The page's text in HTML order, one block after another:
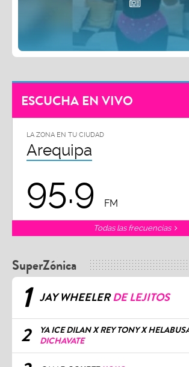
ESCUCHA EN VIVO
LA ZONA EN TU CIUDAD
Arequipa
95.9 FM
Todas las frecuencias
SuperZónica
1 JAY WHEELERDE LEJITOS
2
YA ICE DILAN X REY TONY X
DICHAVATE